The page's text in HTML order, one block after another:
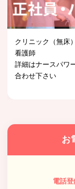
クリニック（無床）
看護師
詳細はナースパワ
合わせ下さい
お
電話